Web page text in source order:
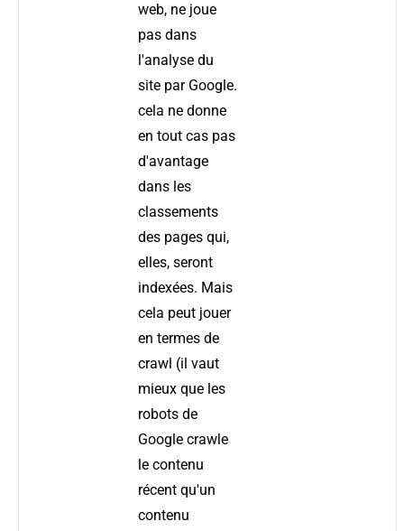
web, ne joue
pas dans
l'analyse du
site par Google.
cela ne donne
en tout cas pas
d'avantage
dans les
classements
des pages qui,
elles, seront
indexées. Mais
cela peut jouer
en termes de
crawl (il vaut
mieux que les
robots de
Google crawle
le contenu
récent qu'un
contenu